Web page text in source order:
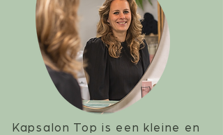
Kapsalon Top is een kleine en